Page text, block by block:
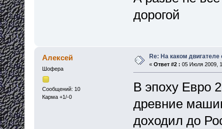
дорогой
Алексей
Шофера
Сообщений: 10
Карма +1/-0
Re: На каком двигателе
« Ответ #2 : 05 Июля 2009,
В эпоху Евро
древние
доходил до